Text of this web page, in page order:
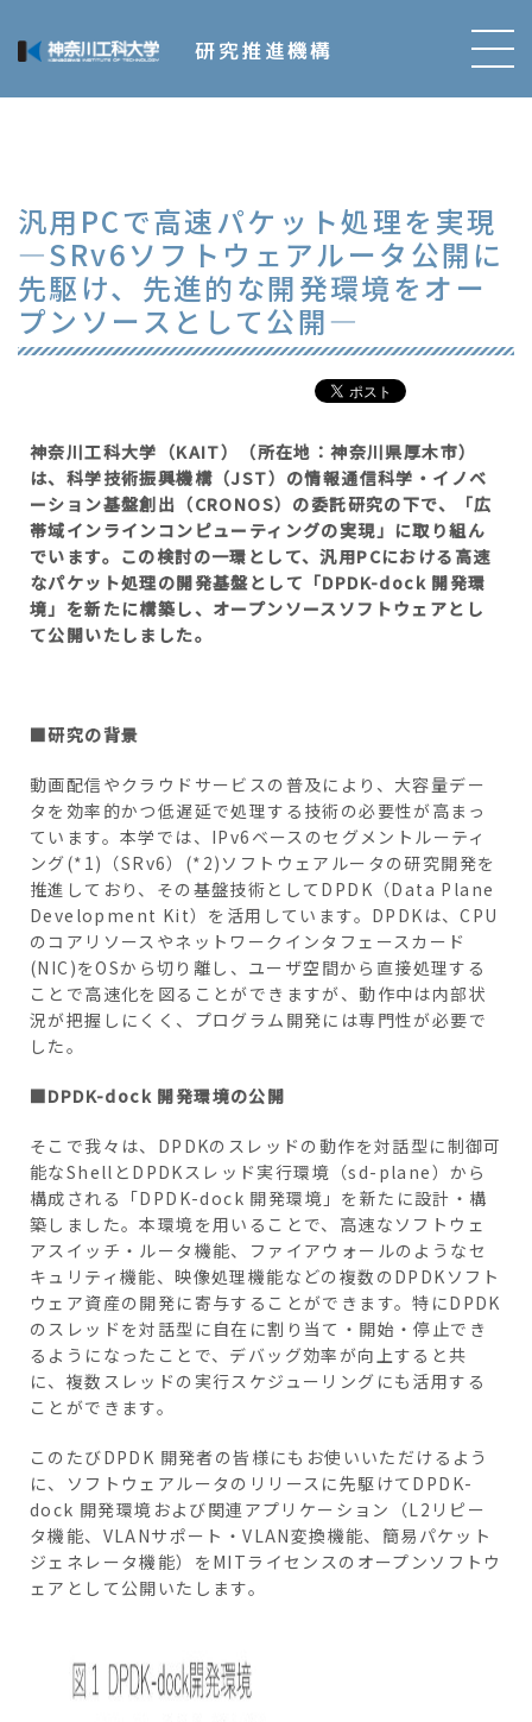
研究推進機構
汎用PCで高速パケット処理を実現
―SRv6ソフトウェアルータ公開に
先駆け、先進的な開発環境をオー
プンソースとして公開―
神奈川工科大学（KAIT）（所在地：神奈川県厚木市）
は、科学技術振興機構（JST）の情報通信科学・イノベ
ーション基盤創出（CRONOS）の委託研究の下で、「広
帯域インラインコンピューティングの実現」に取り組ん
でいます。この検討の一環として、汎用PCにおける高速
なパケット処理の開発基盤として「DPDK-dock 開発環
境」を新たに構築し、オープンソースソフトウェアとし
て公開いたしました。
■研究の背景
動画配信やクラウドサービスの普及により、大容量デー
タを効率的かつ低遅延で処理する技術の必要性が高まっ
ています。本学では、IPv6ベースのセグメントルーティ
ング(*1)（SRv6）(*2)ソフトウェアルータの研究開発を
推進しており、その基盤技術としてDPDK（Data Plane
Development Kit）を活用しています。DPDKは、CPU
のコアリソースやネットワークインタフェースカード
(NIC)をOSから切り離し、ユーザ空間から直接処理する
ことで高速化を図ることができますが、動作中は内部状
況が把握しにくく、プログラム開発には専門性が必要で
した。
■DPDK-dock 開発環境の公開
そこで我々は、DPDKのスレッドの動作を対話型に制御可
能なShellとDPDKスレッド実行環境（sd-plane）から
構成される「DPDK-dock 開発環境」を新たに設計・構
築しました。本環境を用いることで、高速なソフトウェ
アスイッチ・ルータ機能、ファイアウォールのようなセ
キュリティ機能、映像処理機能などの複数のDPDKソフト
ウェア資産の開発に寄与することができます。特にDPDK
のスレッドを対話型に自在に割り当て・開始・停止でき
るようになったことで、デバッグ効率が向上すると共
に、複数スレッドの実行スケジューリングにも活用する
ことができます。
このたびDPDK 開発者の皆様にもお使いいただけるよう
に、ソフトウェアルータのリリースに先駆けてDPDK-
dock 開発環境および関連アプリケーション（L2リピー
タ機能、VLANサポート・VLAN変換機能、簡易パケット
ジェネレータ機能）をMITライセンスのオープンソフトウ
ェアとして公開いたします。